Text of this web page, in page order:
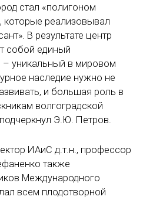
стал «полигоном
которые реализовывал
В результате центр
собой единый
– уникальный в мировом
наследие нужно не
и большая роль в
волгоградской
Э.Ю. Петров.
ИАиС д.т.н., профессор
также
Международного
всем плодотворной